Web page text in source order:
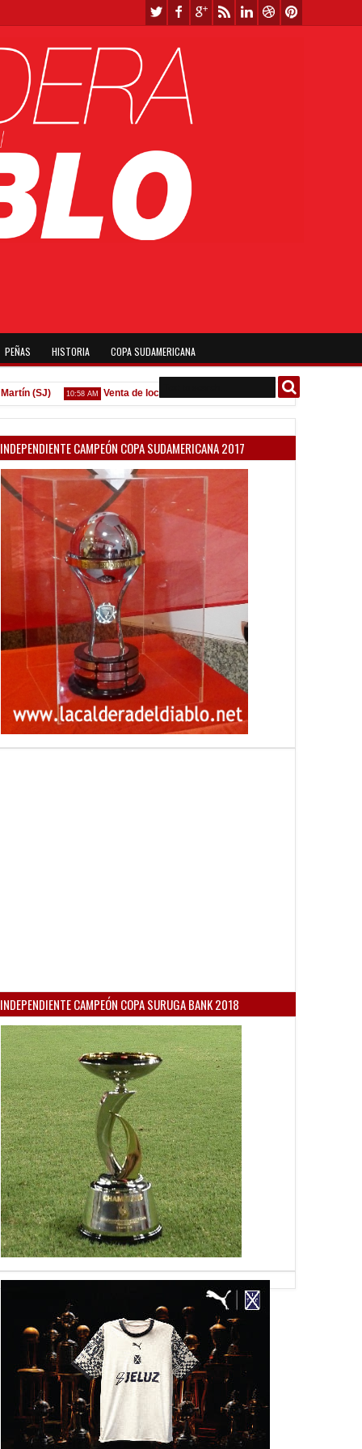
PEÑAS HISTORIA COPA SUDAMERICANA
(SJ) 10:58 AM Venta de localidades ante Platense 09:07 AM Godoy
2017
INDEPENDIENTE CAMPEÓN COPA SUDAMERICANA 2017
INDEPENDIENTE CAMPEÓN COPA SURUGA BANK 2018